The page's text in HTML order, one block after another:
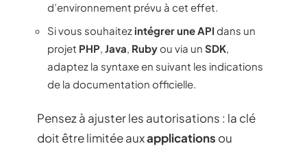
d’environnement prévu à cet effet.
Si vous souhaitez intégrer une API dans un
projet PHP Java Rubyou via un SDK
adaptez la syntaxe en suivant les indications
de la documentation officielle.
Pensez à ajuster les autorisations : la clé
doit être limitée auxapplications ou